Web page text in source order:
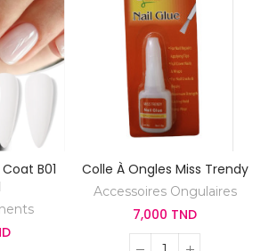
B01
Colle À Ongles Miss Trendy
Accessoires Ongulaires
7,000 TND